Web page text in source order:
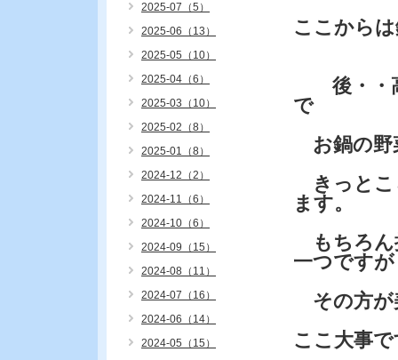
ここから
後・・高
で
お鍋の野
きっとこ
ます。
もちろん
一つですが
その方が
ここ大事
2025-07（5）
2025-06（13）
2025-05（10）
2025-04（6）
2025-03（10）
2025-02（8）
2025-01（8）
2024-12（2）
2024-11（6）
2024-10（6）
2024-09（15）
2024-08（11）
2024-07（16）
2024-06（14）
2024-05（15）